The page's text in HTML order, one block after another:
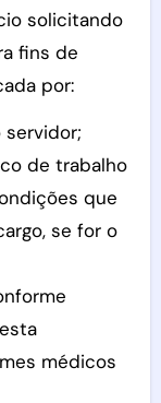
solicitando
fins de
por:
servidor;
de trabalho
que
se for o
médicos